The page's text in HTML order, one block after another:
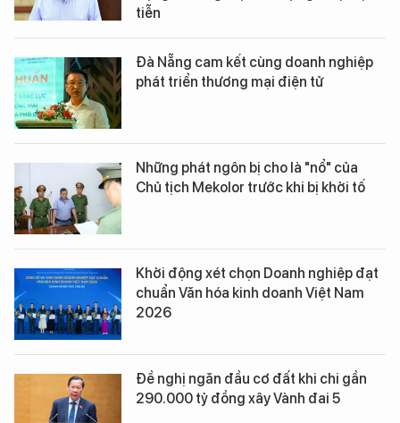
tiễn
Đà Nẵng cam kết cùng doanh nghiệp
phát triển thương mại điện tử
Những phát ngôn bị cho là "nổ" của
Chủ tịch Mekolor trước khi bị khởi tố
Khởi động xét chọn Doanh nghiệp đạt
chuẩn Văn hóa kinh doanh Việt Nam
2026
Đề nghị ngăn đầu cơ đất khi chi gần
290.000 tỷ đồng xây Vành đai 5